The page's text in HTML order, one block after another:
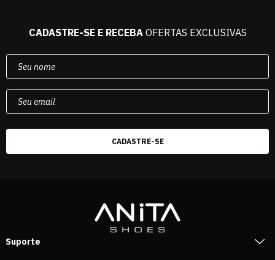
CADASTRE-SE E RECEBAOFERTAS EXCLUSIVAS
Suporte